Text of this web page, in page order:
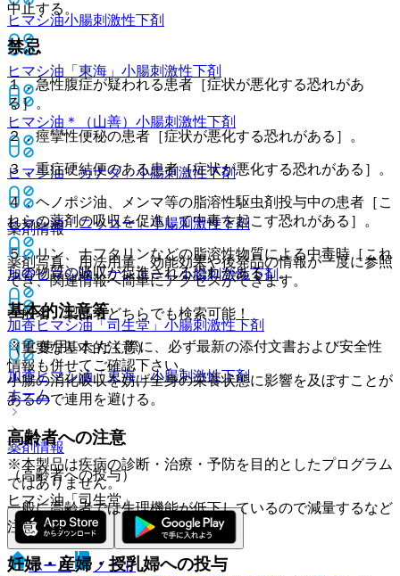
ヒマシ油小腸刺激性下剤
ヒマシ油「東海」 小腸刺激性下剤
ヒマシ油＊（山善） 小腸刺激性下剤
ヒマシ油「カナダ」小腸刺激性下剤
ヒマシ油「ニッコー」小腸刺激性下剤
加香ヒマシ油「ケンエー」小腸刺激性下剤
加香ヒマシ油「司生堂」小腸刺激性下剤
加香ヒマシ油「東海」小腸刺激性下剤
ホーム
薬剤情報
ヒマシ油「司生堂」
中止する。
禁忌
１．急性腹症が疑われる患者［症状が悪化する恐れがあ
る］。
２．痙攣性便秘の患者［症状が悪化する恐れがある］。
３．重症硬結便のある患者［症状が悪化する恐れがある］。
４．ヘノポジ油、メンマ等の脂溶性駆虫剤投与中の患者［こ
れらの薬剤の吸収を促進して中毒を起こす恐れがある］。
５．リン、ナフタリンなどの脂溶性物質による中毒時［これ
らの物質の吸収が促進される恐れがある］。
基本的注意等
（重要な基本的注意）
小腸の消化吸収を妨げ全身の栄養状態に影響を及ぼすことが
あるので連用を避ける。
高齢者への注意
（高齢者への投与）
一般に高齢者では生理機能が低下しているので減量するなど
注意する。
妊婦・産婦・授乳婦への投与
薬剤情報
薬剤写真、用法用量、効能効果や後発品の情報が一度に参照
でき、関連情報へ簡単にアクセスができます。
一般名、製品名どちらでも検索可能！
※ ご使用いただく際に、必ず最新の添付文書および安全性
情報も併せてご確認下さい。
※本製品は疾病の診断・治療・予防を目的としたプログラム
ではありません。
ホーム
ノート